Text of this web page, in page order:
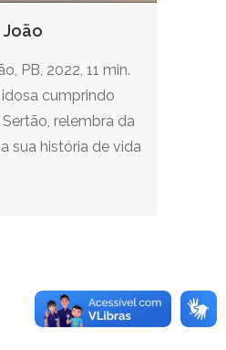
João
PB, 2022, 11 min.
cumprindo
relembra da
sua história de vida